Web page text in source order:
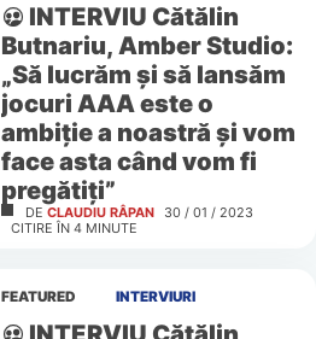
INTERVIU Cătălin
Butnariu, Amber Studio:
„Să lucrăm și să lansăm
jocuri AAA este o
ambiție a noastră și vom
face asta când vom fi
pregătiți”
DE CLAUDIU RÂPAN
30 / 01 / 2023
CITIRE ÎN 4 MINUTE
FEATURED INTERVIURI